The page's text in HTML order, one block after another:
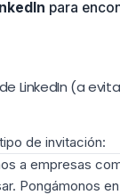
para
LinkedIn (a
de invitación:
a empresas
Pongámonos